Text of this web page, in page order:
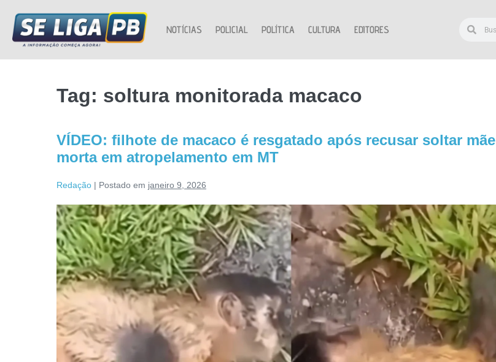
NOTÍCIAS POLICIAL POLÍTICA CULTURA EDITORES
Tag: soltura monitorada macaco
VÍDEO: filhote de macaco é resgatado após recusar soltar mãe
morta em atropelamento em MT
Redação | Postado em janeiro 9, 2026